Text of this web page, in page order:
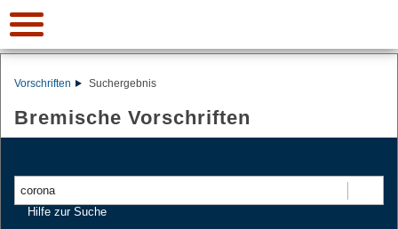
Vorschriften Suchergebnis
Bremische Vorschriften
Hilfe zur Suche